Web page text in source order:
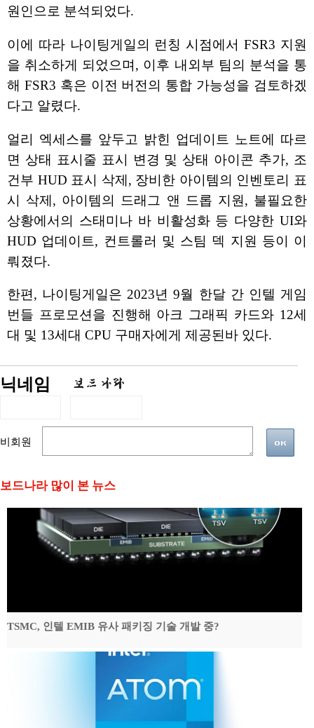
원인으로 분석되었다.
이에 따라 나이팅게일의 런칭 시점에서 FSR3 지원
을 취소하게 되었으며, 이후 내외부 팀의 분석을 통
해 FSR3 혹은 이전 버전의 통합 가능성을 검토하겠
다고 알렸다.
얼리 엑세스를 앞두고 밝힌 업데이트 노트에 따르
면 상태 표시줄 표시 변경 및 상태 아이콘 추가, 조
건부 HUD 표시 삭제, 장비한 아이템의 인벤토리 표
시 삭제, 아이템의 드래그 앤 드롭 지원, 불필요한
상황에서의 스태미나 바 비활성화 등 다양한 UI와
HUD 업데이트, 컨트롤러 및 스팀 덱 지원 등이 이
뤄졌다.
한편, 나이팅게일은 2023년 9월 한달 간 인텔 게임
번들 프로모션을 진행해 아크 그래픽 카드와 12세
대 및 13세대 CPU 구매자에게 제공된바 있다.
닉네임
비회원
보드나라 많이 본 뉴스
TSMC, 인텔 EMIB 유사 패키징 기술 개발 중?